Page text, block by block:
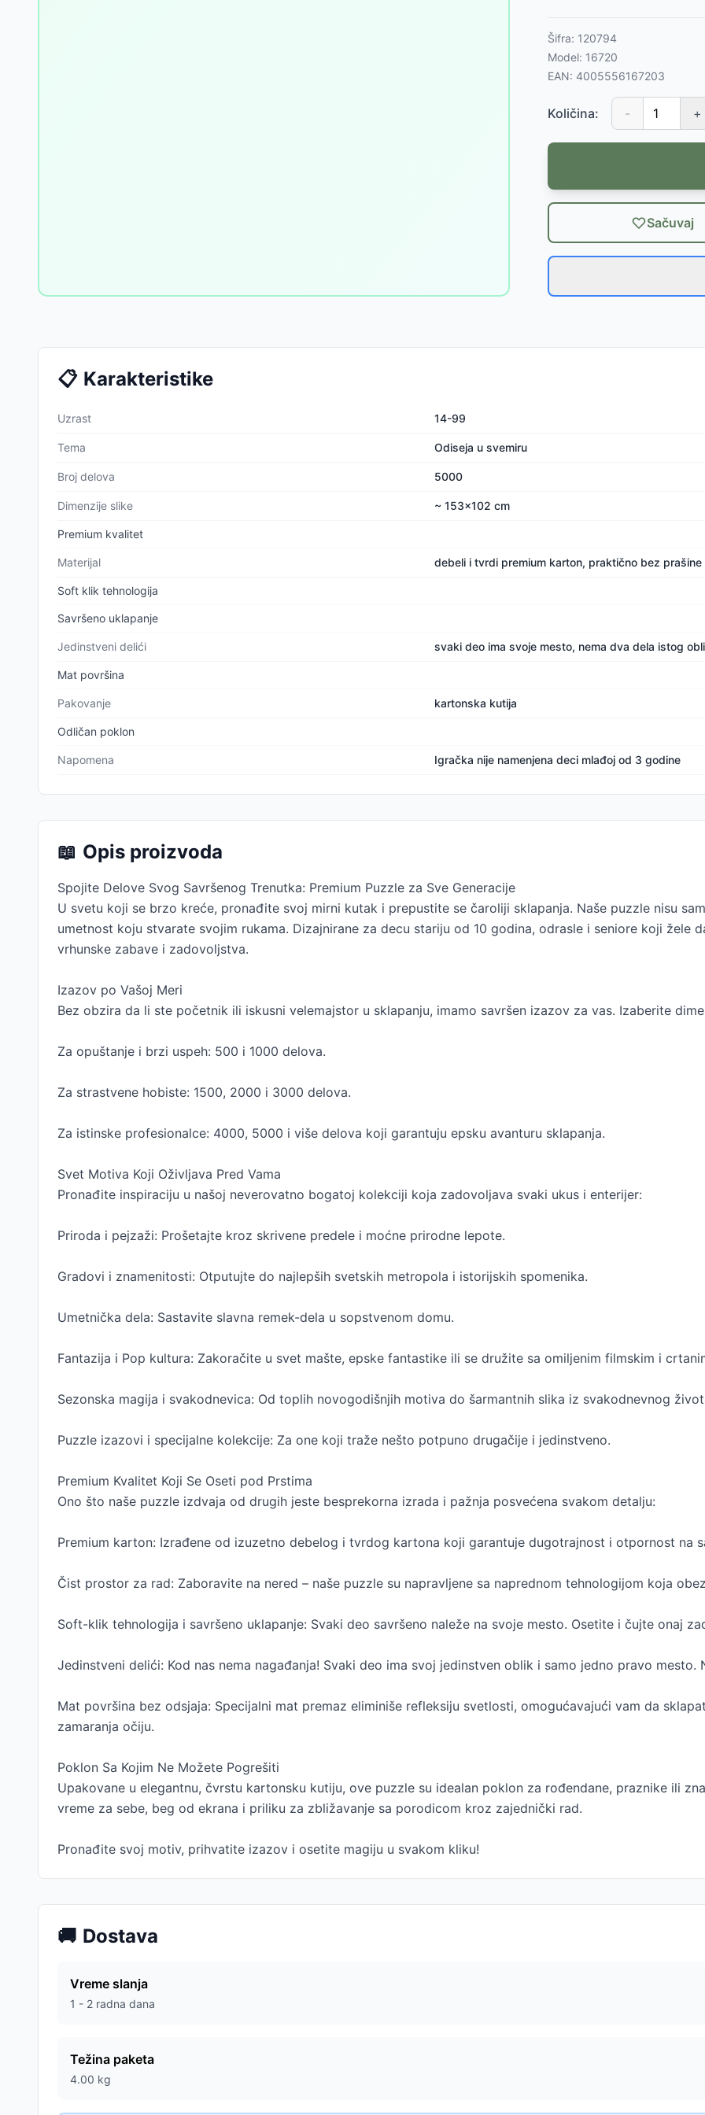
Šifra: 120794
Model: 16720
EAN: 4005556167203
Količina: - +
Sačuvaj
📋 Karakteristike
Uzrast 14-99
Tema Odiseja u svemiru
Broj delova 5000
Dimenzije slike ~ 153x102 cm
Premium kvalitet
Materijal debeli i tvrdi premium karton, praktično bez prašine
Soft klik tehnologija
Savršeno uklapanje
Jedinstveni delići svaki deo ima svoje mesto, nema dva dela istog
Mat površina
Pakovanje kartonska kutija
Odličan poklon
Napomena Igračka nije namenjena deci mlađoj od 3 godine
📖 Opis proizvoda
Spojite Delove Svog Savršenog Trenutka: Premium Puzzle za Sve Generacije
U svetu koji se brzo kreće, pronađite svoj mirni kutak i prepustite se čaroliji sklapanja. Naše puzzle nisu
umetnost koju stvarate svojim rukama. Dizajnirane za decu stariju od 10 godina, odrasle i seniore koji žele
vrhunske zabave i zadovoljstva.
Izazov po Vašoj Meri
Bez obzira da li ste početnik ili iskusni velemajstor u sklapanju, imamo savršen izazov za vas. Izaberite
Za opuštanje i brzi uspeh: 500 i 1000 delova.
Za strastvene hobiste: 1500, 2000 i 3000 delova.
Za istinske profesionalce: 4000, 5000 i više delova koji garantuju epsku avanturu sklapanja.
Svet Motiva Koji Oživljava Pred Vama
Pronađite inspiraciju u našoj neverovatno bogatoj kolekciji koja zadovoljava svaki ukus i enterijer:
Priroda i pejzaži: Prošetajte kroz skrivene predele i moćne prirodne lepote.
Gradovi i znamenitosti: Otputujte do najlepših svetskih metropola i istorijskih spomenika.
Umetnička dela: Sastavite slavna remek-dela u sopstvenom domu.
Fantazija i Pop kultura: Zakoračite u svet mašte, epske fantastike ili se družite sa omiljenim filmskim i
Sezonska magija i svakodnevica: Od toplih novogodišnjih motiva do šarmantnih slika iz svakodnevnog
Puzzle izazovi i specijalne kolekcije: Za one koji traže nešto potpuno drugačije i jedinstveno.
Premium Kvalitet Koji Se Oseti pod Prstima
Ono što naše puzzle izdvaja od drugih jeste besprekorna izrada i pažnja posvećena svakom detalju:
Premium karton: Izrađene od izuzetno debelog i tvrdog kartona koji garantuje dugotrajnost i otpornost na
Čist prostor za rad: Zaboravite na nered – naše puzzle su napravljene sa naprednom tehnologijom koja
Soft-klik tehnologija i savršeno uklapanje: Svaki deo savršeno naleže na svoje mesto. Osetite i čujte onaj
Jedinstveni delići: Kod nas nema nagađanja! Svaki deo ima svoj jedinstven oblik i samo jedno pravo mesto.
Mat površina bez odsjaja: Specijalni mat premaz eliminiše refleksiju svetlosti, omogućavajući vam da
zamaranja očiju.
Poklon Sa Kojim Ne Možete Pogrešiti
Upakovane u elegantnu, čvrstu kartonsku kutiju, ove puzzle su idealan poklon za rođendane, praznike ili
vreme za sebe, beg od ekrana i priliku za zbližavanje sa porodicom kroz zajednički rad.
Pronađite svoj motiv, prihvatite izazov i osetite magiju u svakom kliku!
🚚 Dostava
Vreme slanja
1 - 2 radna dana
Težina paketa
4.00 kg